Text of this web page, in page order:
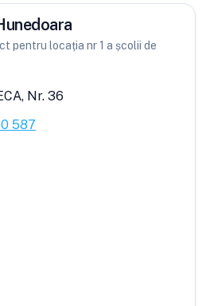
pentru locația nr 1 a școlii de
Nr. 36
587